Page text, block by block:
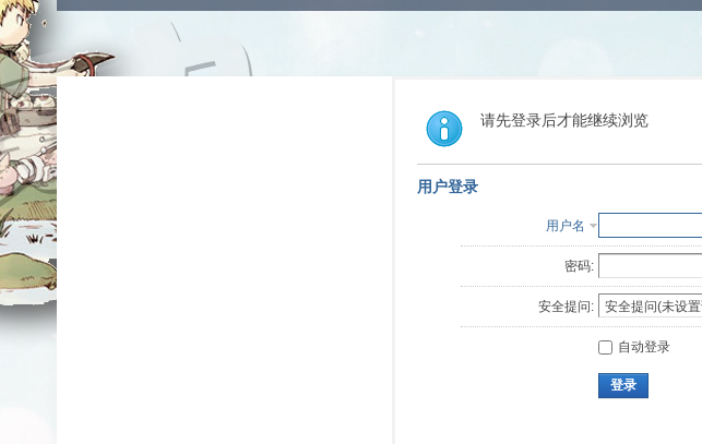
请先登录后才能继续浏览
用户登录
用户名
密码:
安全提问:
自动登录
登录